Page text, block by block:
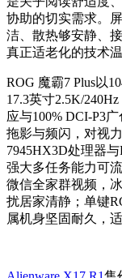
协助的切实需求。
洁、散热够安静、
真正适老化的技术温
ROG 魔霸7 Plus以
17.3英寸2.5K/
应与100% DCI-P3
拖影与频闪，对视
7945HX3D处理器
强大多任务能力可
微信全家群视频，
扰居家清静；单键
属机身坚固耐久，